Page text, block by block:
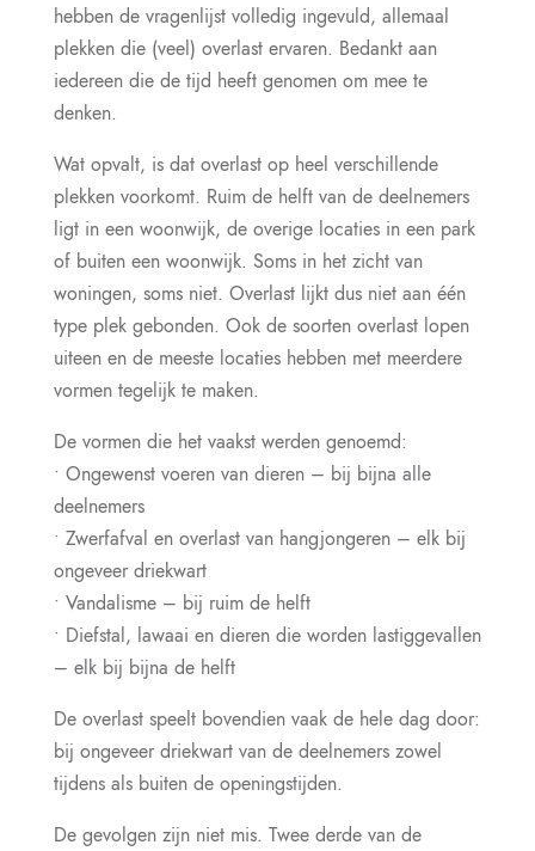
hebben de vragenlijst volledig ingevuld, allemaal
plekken die (veel) overlast ervaren. Bedankt aan
iedereen die de tijd heeft genomen om mee te
denken.
Wat opvalt, is dat overlast op heel verschillende
plekken voorkomt. Ruim de helft van de deelnemers
ligt in een woonwijk, de overige locaties in een park
of buiten een woonwijk. Soms in het zicht van
woningen, soms niet. Overlast lijkt dus niet aan één
type plek gebonden. Ook de soorten overlast lopen
uiteen en de meeste locaties hebben met meerdere
vormen tegelijk te maken.
De vormen die het vaakst werden genoemd:
• Ongewenst voeren van dieren – bij bijna alle
deelnemers
• Zwerfafval en overlast van hangjongeren – elk bij
ongeveer driekwart
• Vandalisme – bij ruim de helft
• Diefstal, lawaai en dieren die worden lastiggevallen
– elk bij bijna de helft
De overlast speelt bovendien vaak de hele dag door:
bij ongeveer driekwart van de deelnemers zowel
tijdens als buiten de openingstijden.
De gevolgen zijn niet mis. Twee derde van de